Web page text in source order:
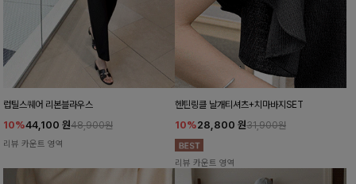
럽틸스퀘어 리본블라우스
10%44,100 원48,900원
리뷰 카운트 영역
헨틴링클 날개티셔츠+치마바지SET
10%28,800 원31,900원
리뷰 카운트 영역